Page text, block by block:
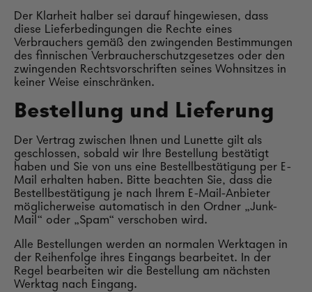
Der Klarheit halber sei darauf hingewiesen, dass
diese Lieferbedingungen die Rechte eines
Verbrauchers gemäß den zwingenden Bestimmungen
des finnischen Verbraucherschutzgesetzes oder den
zwingenden Rechtsvorschriften seines Wohnsitzes in
keiner Weise einschränken.
Bestellung und Lieferung
Der Vertrag zwischen Ihnen und Lunette gilt als
geschlossen, sobald wir Ihre Bestellung bestätigt
haben und Sie von uns eine Bestellbestätigung per E-
Mail erhalten haben. Bitte beachten Sie, dass die
Bestellbestätigung je nach Ihrem E-Mail-Anbieter
möglicherweise automatisch in den Ordner „Junk-
Mail“ oder „Spam“ verschoben wird.
Alle Bestellungen werden an normalen Werktagen in
der Reihenfolge ihres Eingangs bearbeitet. In der
Regel bearbeiten wir die Bestellung am nächsten
Werktag nach Eingang.